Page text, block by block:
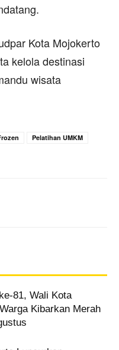
Kota Mojokerto
kelola destinasi
wisata
Pelatihan UMKM
81, Wali Kota
Kibarkan Merah